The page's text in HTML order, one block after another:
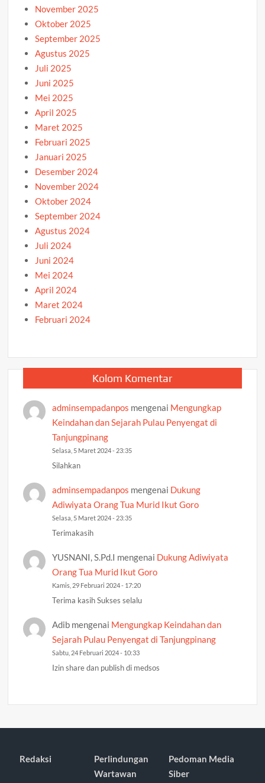
November 2025
Oktober 2025
September 2025
Agustus 2025
Juli 2025
Juni 2025
Mei 2025
April 2025
Maret 2025
Februari 2025
Januari 2025
Desember 2024
November 2024
Oktober 2024
September 2024
Agustus 2024
Juli 2024
Juni 2024
Mei 2024
April 2024
Maret 2024
Februari 2024
Kolom Komentar
adminsempadanpos mengenai Mengungkap
Keindahan dan Sejarah Pulau Penyengat di
Tanjungpinang
Selasa, 5 Maret 2024 - 23:35
Silahkan
adminsempadanpos mengenai Dukung
Adiwiyata Orang Tua Murid Ikut Goro
Selasa, 5 Maret 2024 - 23:35
Terimakasih
YUSNANI, S.Pd.I mengenai Dukung Adiwiyata
Orang Tua Murid Ikut Goro
Kamis, 29 Februari 2024 - 17:20
Terima kasih Sukses selalu
Adib mengenai Mengungkap Keindahan dan
Sejarah Pulau Penyengat di Tanjungpinang
Sabtu, 24 Februari 2024 - 10:33
Izin share dan publish di medsos
Redaksi
Perlindungan
Wartawan
Pedoman Media
Siber